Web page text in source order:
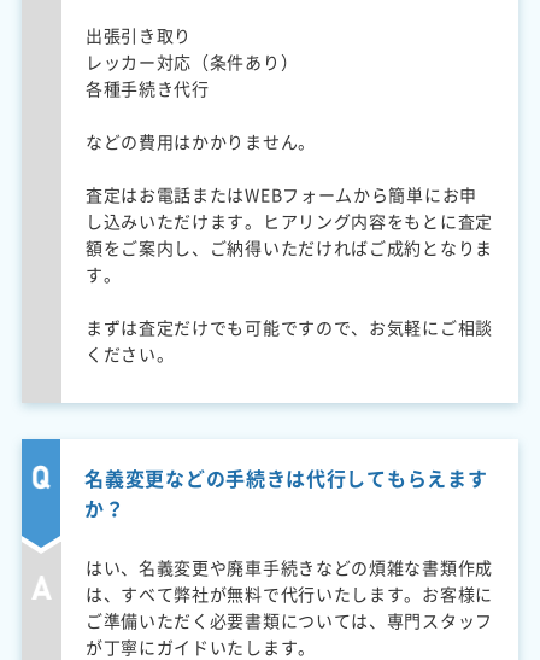
出張引き取り
レッカー対応（条件あり）
各種手続き代行
などの費用はかかりません。
査定はお電話またはWEBフォームから簡単にお申
し込みいただけます。ヒアリング内容をもとに査定
額をご案内し、ご納得いただければご成約となりま
す。
まずは査定だけでも可能ですので、お気軽にご相談
ください。
名義変更などの手続きは代行してもらえます
か？
はい、名義変更や廃車手続きなどの煩雑な書類作成
は、すべて弊社が無料で代行いたします。お客様に
ご準備いただく必要書類については、専門スタッフ
が丁寧にガイドいたします。